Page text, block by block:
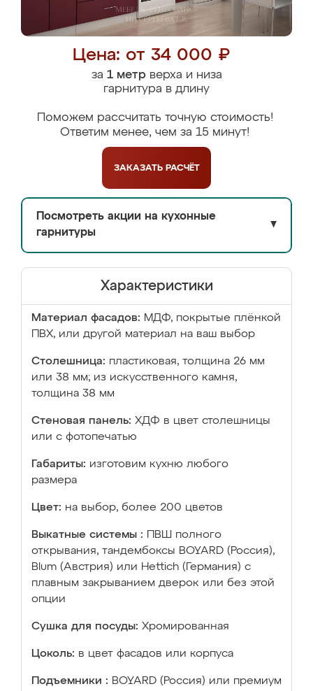
Цена: от 34 000 ₽
за 1 метрверха и низа
гарнитура в длину
Поможем рассчитать точную стоимость!
Ответим менее, чем за 15 минут!
ЗАКАЗАТЬ РАСЧЁТ
Посмотреть акции на кухонные
гарнитуры
▼
Характеристики
Материал фасадов: МДФ, покрытые плёнкой
ПВХ, или другой материал на ваш выбор
Столешница: пластиковая, толщина 26 мм
или 38 мм; из искусственного камня,
толщина 38 мм
Стеновая панель: ХДФ в цвет столешницы
или с фотопечатью
Габариты: изготовим кухню любого
размера
Цвет: на выбор, более 200 цветов
Выкатные системы :
ПВШ полного
открывания, тандембоксы BOYARD (Россия),
Blum (Австрия) или Hettich (Германия) с
плавным закрыванием дверок или без этой
опции
Сушка для посуды: Хромированная
Цоколь: в цвет фасадов или корпуса
Подъемники : BOYARD (Россия) или премиум